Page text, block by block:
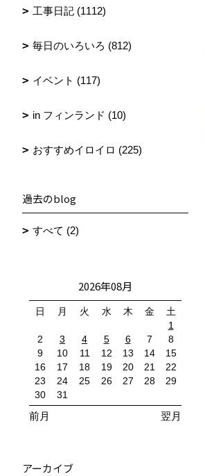
工事日記 (1112)
毎日のいろいろ (812)
イベント (117)
in フィンランド (10)
おすすめイロイロ (225)
過去のblog
すべて (2)
2026年08月
日 月 火 水 木 金
土
1
2
3 4 5 6 7
8
9
10 11 12 13 14
15
16
17 18 19 20 21
22
23
24 25 26 27 28
29
30
31
前月 翌月
アーカイブ